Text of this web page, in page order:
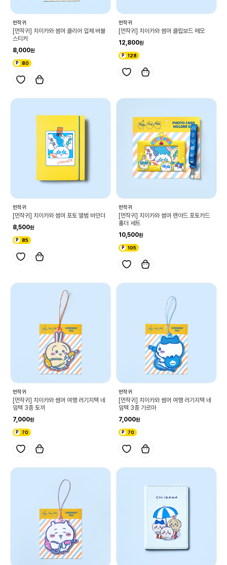
먼작귀
[먼작귀] 치이카와 썸머 클리어 입체 버블
스티커
8,000
80
먼작귀
[먼작귀] 치이카와 썸머 클립보드 메모
12,800
128
먼작귀
[먼작귀] 치이카와 썸머 포토 앨범 바인더
8,500
85
먼작귀
[먼작귀] 치이카와 썸머 랜야드 포토카드
홀더 세트
10,500
105
먼작귀
[먼작귀] 치이카와 썸머 여행 러기지택 네
임택 3종 토끼
7,000
70
먼작귀
[먼작귀] 치이카와 썸머 여행 러기지택 네
임택 3종 가르마
7,000
70